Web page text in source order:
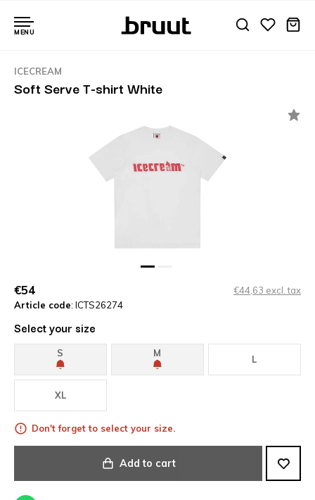
MENU
ICECREAM
Soft Serve T-shirt White
€54
€44,63 excl. tax
Article code: ICTS26274
Select your size
S M
L
XL
Don't forget to select your size.
Add to cart